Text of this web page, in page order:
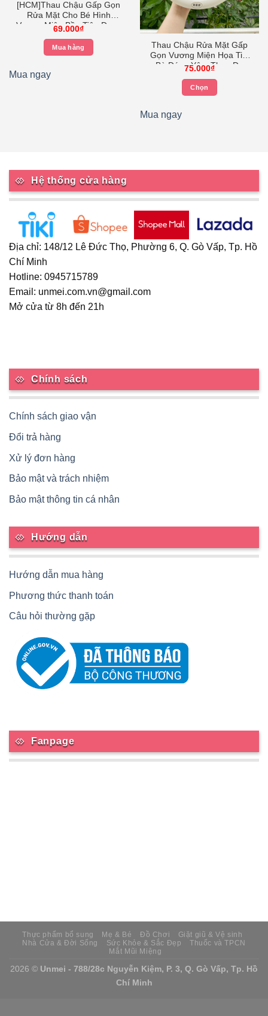
[HCM]Thau Chậu Gấp Gọn
Rửa Mặt Cho Bé Hình
Vương Miện Bền Tiện Dụng
TRAI – NGẪU NHIÊN Khác
69.000₫
Mua hàng
Mua ngay
Thau Chậu Rửa Mặt Gấp
Gọn Vương Miện Họa Tiết
Bò Đáng Yêu, Thau Đa
Đình – Unmei Trading Shop
75.000₫
Chọn
tùy
có
được
Mua ngay
Hệ thống cửa hàng
Địa chỉ: 148/12 Lê Đức Thọ, Phường 6, Q. Gò Vấp, Tp. Hồ
Chí Minh
Hotline: 0945715789
Email: unmei.com.vn@gmail.com
Mở cửa từ 8h đến 21h
Chính sách
Chính sách giao vận
Đổi trả hàng
Xử lý đơn hàng
Bảo mật và trách nhiệm
Bảo mật thông tin cá nhân
Hướng dẫn
Hướng dẫn mua hàng
Phương thức thanh toán
Câu hỏi thường gặp
Fanpage
Thực phẩm bổ sung Mẹ & Bé Đồ Chơi
Giặt giũ & Vệ sinh
Nhà Cửa & Đời Sống
Sức Khỏe & Sắc Đẹp
Thuốc và TPCN
Mắt Mũi Miệng
2026 © Unmei - 788/28c Nguyễn Kiệm, P. 3, Q. Gò Vấp, Tp. Hồ
Chí Minh